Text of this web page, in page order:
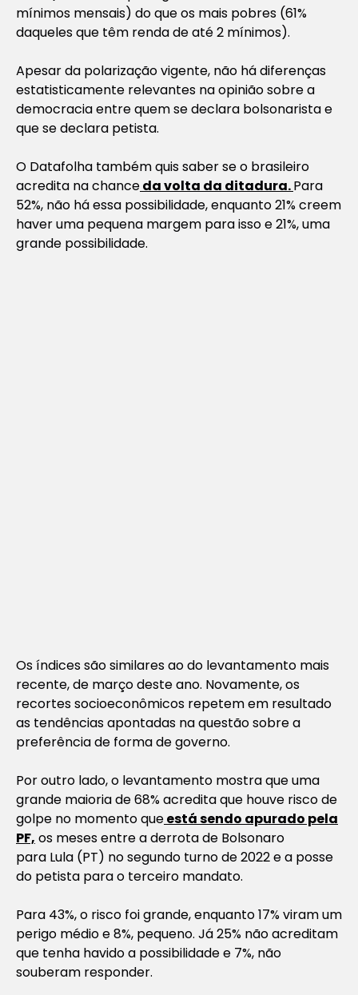
mínimos mensais) do que os mais pobres (61%
daqueles que têm renda de até 2 mínimos).
Apesar da polarização vigente, não há diferenças
estatisticamente relevantes na opinião sobre a
democracia entre quem se declara bolsonarista e
que se declara petista.
O Datafolha também quis saber se o brasileiro
acredita na chanceda volta da ditadura.Para
52%, não há essa possibilidade, enquanto 21% creem
haver uma pequena margem para isso e 21%, uma
grande possibilidade.
Os índices são similares ao do levantamento mais
recente, de março deste ano. Novamente, os
recortes socioeconômicos repetem em resultado
as tendências apontadas na questão sobre a
preferência de forma de governo.
Por outro lado, o levantamento mostra que uma
grande maioria de 68% acredita que houve risco de
golpe no momento queestá sendo apurado pela
PF, os meses entre a derrota de Bolsonaro
para Lula (PT) no segundo turno de 2022 e a posse
do petista para o terceiro mandato.
Para 43%, o risco foi grande, enquanto 17% viram um
perigo médio e 8%, pequeno. Já 25% não acreditam
que tenha havido a possibilidade e 7%, não
souberam responder.